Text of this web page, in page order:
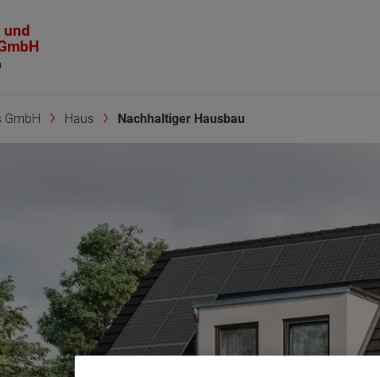
und
GmbH Haus Nachhaltiger Hausbau